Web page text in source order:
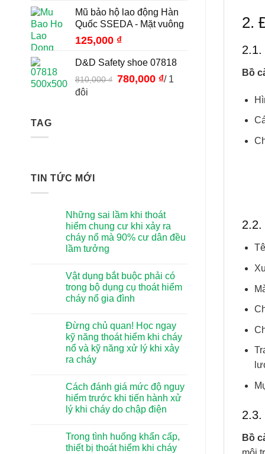
Mũ bảo hộ lao động Hàn
Quốc SSEDA - Mặt vuông
125,000 ₫
D&D Safety shoe 07818
810,000₫ Giá
780,000 ₫Giá
/ 1
đôi
TAG
TIN TỨC MỚI
Những sai lầm khi thoát
hiểm chung cư khi xảy ra
cháy nổ mà 90% cư dân đều
lầm tưởng
bình
luận
ở
Những
khi
thoát
hiểm
chung
cư
khi
cháy
nổ
mà
90%
cư
lầm
tưởng
Vật dụng bắt buộc phải có
trong bộ dụng cụ thoát hiểm
cháy nổ gia đình
bình
luận
ở
Vật
dụng
bắt
có
trong
bộ
dụng
hiểm
cháy
nổ
Đừng chủ quan! Học ngay
kỹ năng thoát hiểm khi cháy
nổ và kỹ năng xử lý khi xảy
ra cháy
bình
luận
ở
Đừng
Học
ngay
kỹ
Cách đánh giá mức độ nguy
hiểm trước khi tiến hành xử
lý khi cháy do chập điện
bình
luận
ở
Trong tình huống khẩn cấp,
thiết bị thoát hiểm khi cháy
2.
2.1.
Bồ
2.2.
Bồ